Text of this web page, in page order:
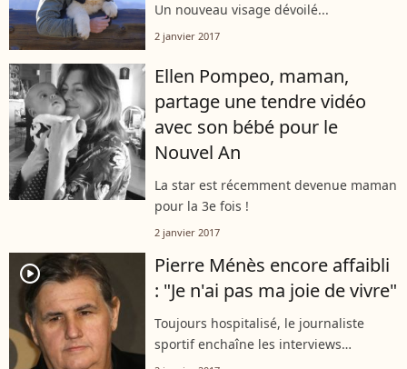
Un nouveau visage dévoilé...
2 janvier 2017
Ellen Pompeo, maman,
partage une tendre vidéo
avec son bébé pour le
Nouvel An
La star est récemment devenue maman
pour la 3e fois !
2 janvier 2017
player2
Pierre Ménès encore affaibli
: "Je n'ai pas ma joie de vivre"
Toujours hospitalisé, le journaliste
sportif enchaîne les interviews
bouleversantes.